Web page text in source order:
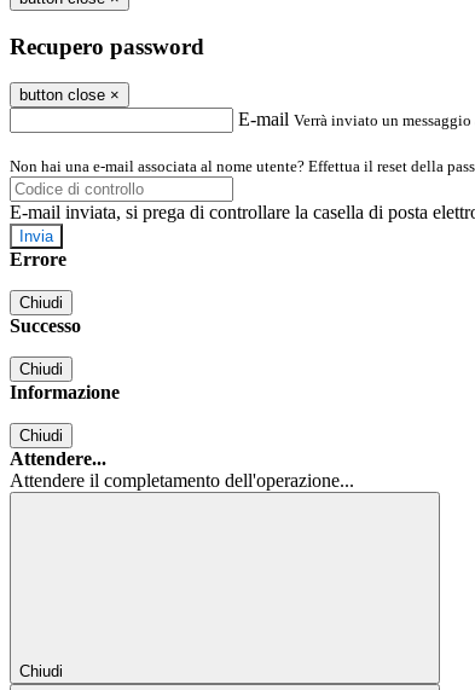
Recupero password
button close ×
E-mail Verrà inviato un
Non hai una e-mail associata al nome utente? Effettua il reset della
E-mail inviata, si prega di controllare la casella di posta
Errore
Chiudi
Successo
Chiudi
Informazione
Chiudi
Attendere...
Attendere il completamento dell'operazione...
Chiudi